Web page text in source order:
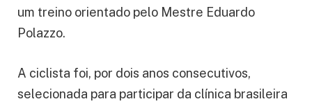
um treino orientado pelo Mestre Eduardo
Polazzo.
A ciclista foi, por dois anos consecutivos,
selecionada para participar da clínica brasileira